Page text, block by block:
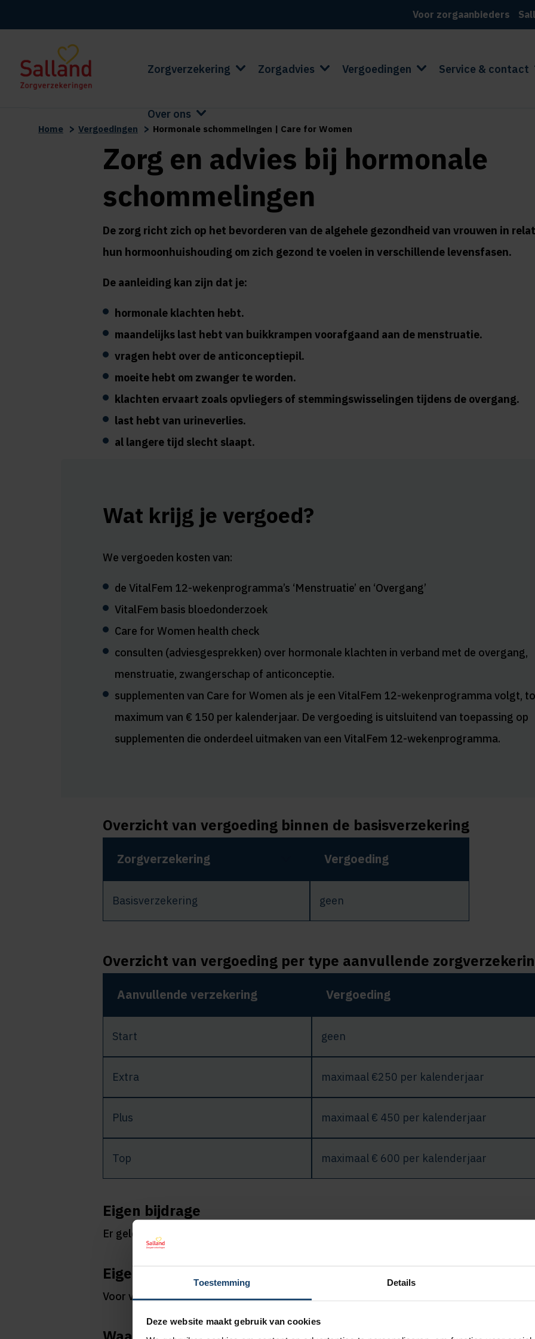
Toestemming Details
Deze website maakt gebruik van cookies
Voor zorgaanbieders
Zorgverzekering Zorgadvies Vergoedingen Service & contact
Over ons
Home > Vergoedingen > Hormonale schommelingen | Care for Women
Zorg en advies bij hormonale
schommelingen
De zorg richt zich op het bevorderen van de algehele gezondheid van vrouwen in
hun hormoonhuishouding om zich gezond te voelen in verschillende levensfasen.
De aanleiding kan zijn dat je:
hormonale klachten hebt.
maandelijks last hebt van buikkrampen voorafgaand aan de menstruatie.
vragen hebt over de anticonceptiepil.
moeite hebt om zwanger te worden.
klachten ervaart zoals opvliegers of stemmingswisselingen tijdens de overgang.
last hebt van urineverlies.
al langere tijd slecht slaapt.
Wat krijg je vergoed?
We vergoeden kosten van:
de VitalFem 12-wekenprogramma’s ‘Menstruatie’ en ‘Overgang’
VitalFem basis bloedonderzoek
Care for Women health check
consulten (adviesgesprekken) over hormonale klachten in verband met de overgang,
menstruatie, zwangerschap of anticonceptie.
supplementen van Care for Women als je een VitalFem 12-wekenprogramma volgt,
maximum van € 150 per kalenderjaar. De vergoeding is uitsluitend van toepassing op
supplementen die onderdeel uitmaken van een VitalFem 12-wekenprogramma.
Overzicht van vergoeding binnen de basisverzekering
Zorgverzekering Vergoeding
Basisverzekering geen
Overzicht van vergoeding per type aanvullende
Aanvullende verzekering Vergoeding
Start geen
Extra maximaal €250 per kalenderjaar
Plus maximaal € 450 per kalenderjaar
Top maximaal € 600 per kalenderjaar
Eigen bijdrage
Er geldt geen eigen bijdrage voor een adviesgesprek met een consulent van Care for
Eigen risico
Voor vergoedingen uit de aanvullende verzekeringen geldt geen eigen risico.